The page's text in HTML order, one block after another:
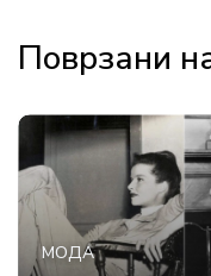
Поврзани
МОДА